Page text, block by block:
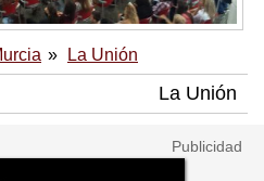
La Unión
La Unión